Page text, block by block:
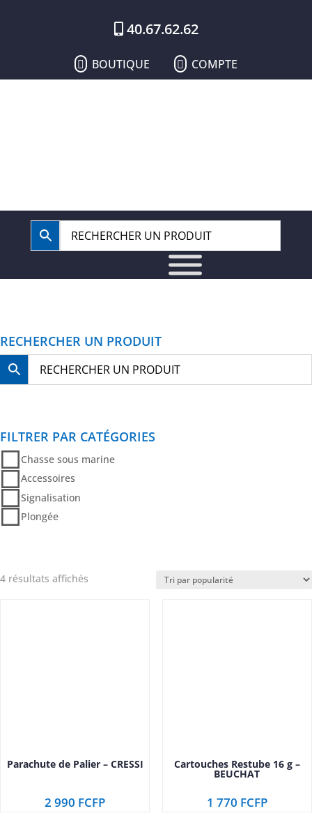
40.67.62.62
 BOUTIQUE  COMPTE
RECHERCHER UN PRODUIT
FILTRER PAR CATÉGORIES
Chasse sous marine
Accessoires
Signalisation
Plongée
4 résultats affichés
Parachute de Palier – CRESSI
2 990 FCFP
Cartouches Restube 16 g –
BEUCHAT
1 770 FCFP